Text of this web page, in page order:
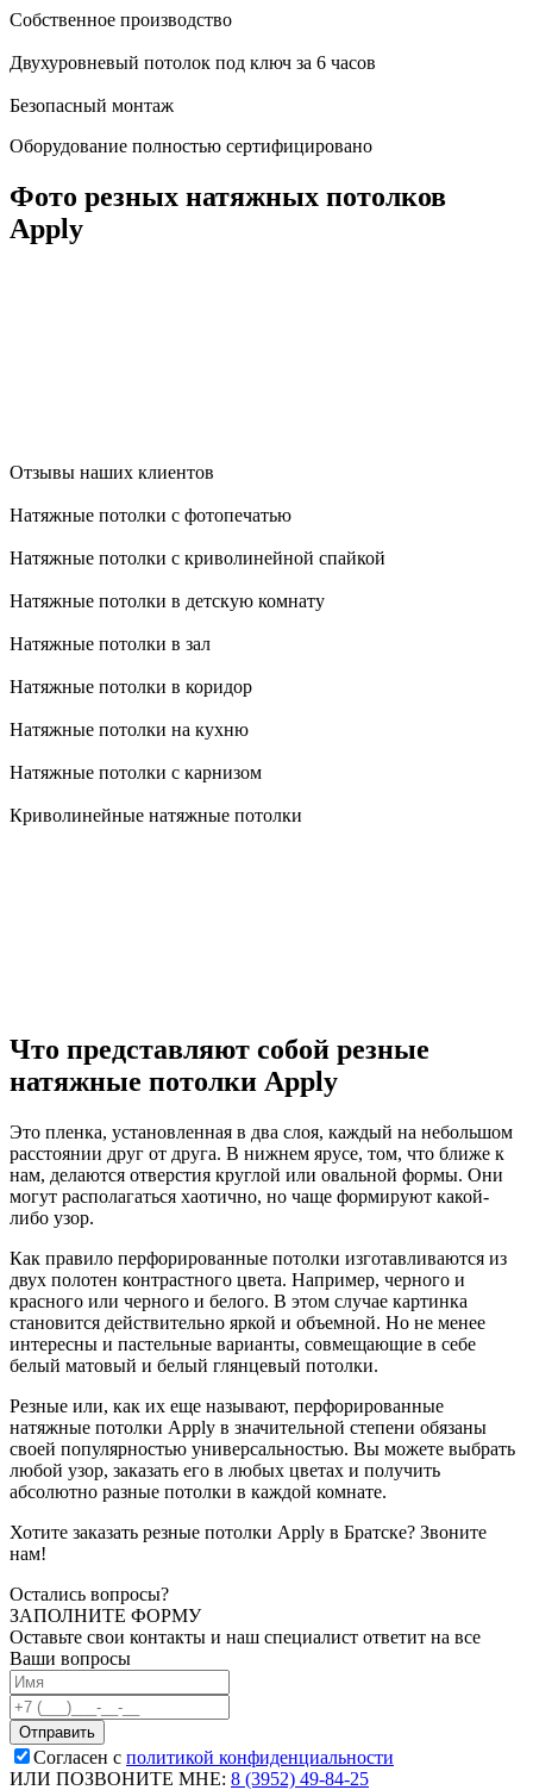
Собственное производство
Двухуровневый потолок под ключ за 6 часов
Безопасный монтаж
Оборудование полностью сертифицировано
Фото резных натяжных потолков
Apply
Отзывы наших клиентов
Натяжные потолки с фотопечатью
Натяжные потолки с криволинейной спайкой
Натяжные потолки в детскую комнату
Натяжные потолки в зал
Натяжные потолки в коридор
Натяжные потолки на кухню
Натяжные потолки с карнизом
Криволинейные натяжные потолки
Что представляют собой резные
натяжные потолки Apply
Это пленка, установленная в два слоя, каждый на небольшом
расстоянии друг от друга. В нижнем ярусе, том, что ближе к
нам, делаются отверстия круглой или овальной формы. Они
могут располагаться хаотично, но чаще формируют какой-
либо узор.
Как правило перфорированные потолки изготавливаются из
двух полотен контрастного цвета. Например, черного и
красного или черного и белого. В этом случае картинка
становится действительно яркой и объемной. Но не менее
интересны и пастельные варианты, совмещающие в себе
белый матовый и белый глянцевый потолки.
Резные или, как их еще называют, перфорированные
натяжные потолки Apply в значительной степени обязаны
своей популярностью универсальностью. Вы можете выбрать
любой узор, заказать его в любых цветах и получить
абсолютно разные потолки в каждой комнате.
Хотите заказать резные потолки Apply в Братске? Звоните
нам!
Остались вопросы?
ЗАПОЛНИТЕ ФОРМУ
Оставьте свои контакты и наш специалист ответит на все
Ваши вопросы
Согласен с политикой конфиденциальности
ИЛИ ПОЗВОНИТЕ МНЕ: 8 (3952) 49-84-25